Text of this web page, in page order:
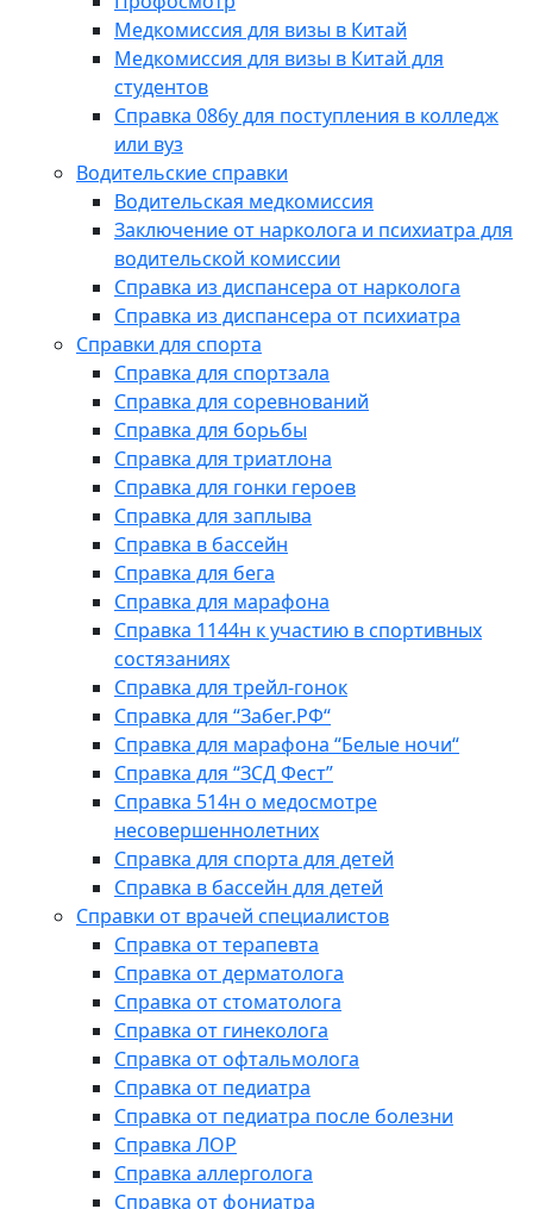
Медкомиссия для визы в Китай
Медкомиссия для визы в Китай для
студентов
Справка 086у для поступления в колледж
или вуз
Водительские справки
Водительская медкомиссия
Заключение от нарколога и психиатра для
водительской комиссии
Справка из диспансера от нарколога
Справка из диспансера от психиатра
Справки для спорта
Справка для спортзала
Справка для соревнований
Справка для борьбы
Справка для триатлона
Справка для гонки героев
Справка для заплыва
Справка в бассейн
Справка для бега
Справка для марафона
Справка 1144н к участию в спортивных
состязаниях
Справка для трейл-гонок
Справка для “Забег.РФ“
Справка для марафона “Белые ночи“
Справка для “ЗСД Фест”
Справка 514н о медосмотре
несовершеннолетних
Справка для спорта для детей
Справка в бассейн для детей
Справки от врачей специалистов
Справка от терапевта
Справка от дерматолога
Справка от стоматолога
Справка от гинеколога
Справка от офтальмолога
Справка от педиатра
Справка от педиатра после болезни
Справка ЛОР
Справка аллерголога
Справка от фониатра